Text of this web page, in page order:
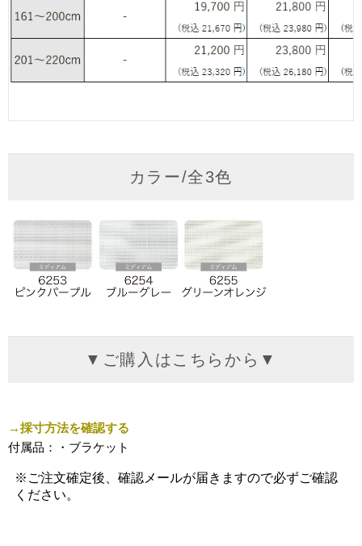
カラー/全3色
▼ご購入はこちらから▼
→採寸方法を確認する
付属品：・ブラケット